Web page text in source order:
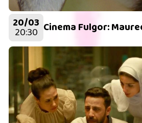
20/03
20:30 Cinema Fulgor: